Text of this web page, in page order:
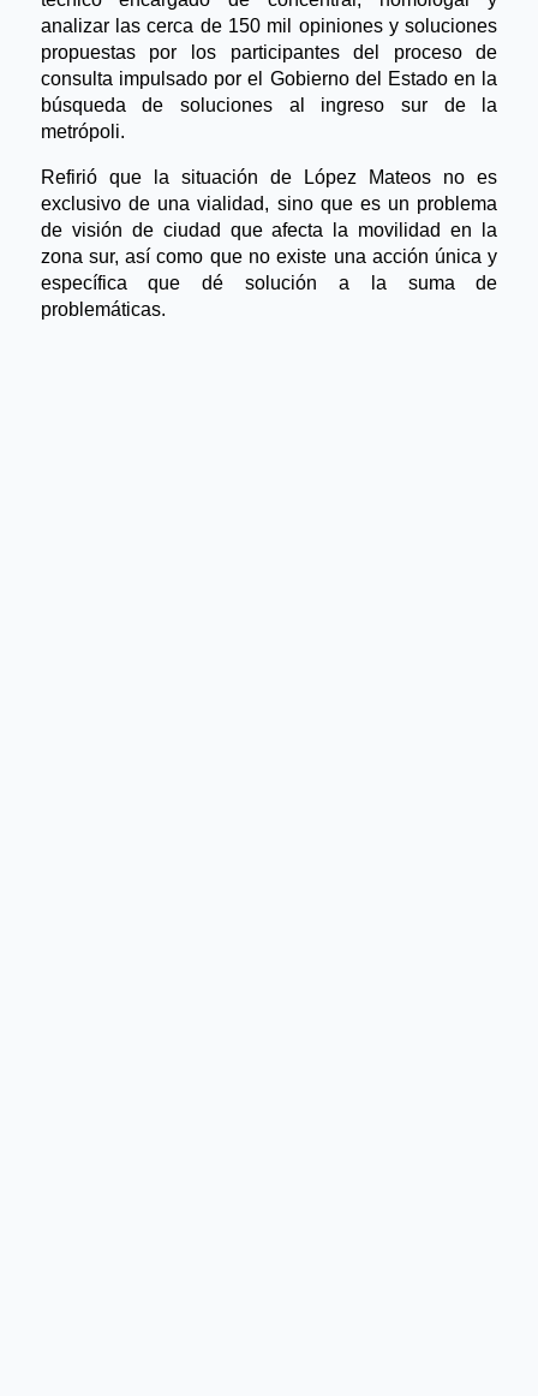
analizar las cerca de 150 mil opiniones y soluciones
propuestas por los participantes del proceso de
consulta impulsado por el Gobierno del Estado en la
búsqueda de soluciones al ingreso sur de la
metrópoli.
Refirió que la situación de López Mateos no es
exclusivo de una vialidad, sino que es un problema
de visión de ciudad que afecta la movilidad en la
zona sur, así como que no existe una acción única y
específica que dé solución a la suma de
problemáticas.